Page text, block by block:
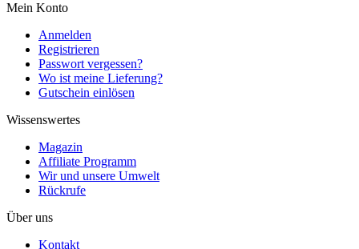
Mein Konto
Anmelden
Registrieren
Passwort vergessen?
Wo ist meine Lieferung?
Gutschein einlösen
Wissenswertes
Magazin
Affiliate Programm
Wir und unsere Umwelt
Rückrufe
Über uns
Kontakt